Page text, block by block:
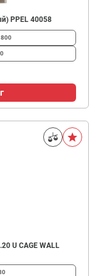
PPEL 40058
800
U CAGE WALL